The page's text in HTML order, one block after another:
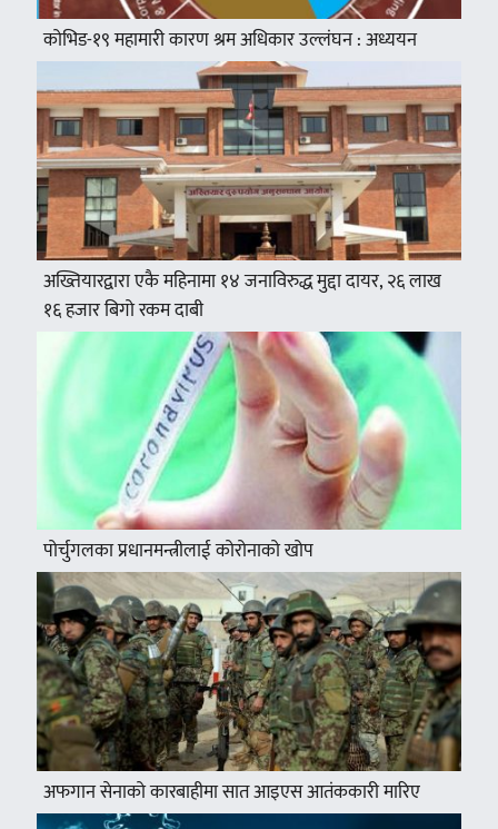
कोभिड-१९ महामारी कारण श्रम अधिकार उल्लंघन : अध्ययन
अख्तियारद्वारा एकै महिनामा १४ जनाविरुद्ध मुद्दा दायर, २६ लाख
१६ हजार बिगो रकम दाबी
पोर्चुगलका प्रधानमन्त्रीलाई कोरोनाको खोप
अफगान सेनाको कारबाहीमा सात आइएस आतंककारी मारिए